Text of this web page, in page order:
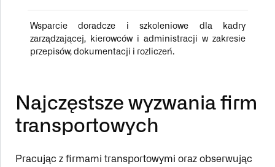
Wsparcie doradcze i szkoleniowe dla kadry
zarządzającej, kierowców i administracji w zakresie
przepisów, dokumentacji i rozliczeń.
Najczęstsze wyzwania firm
transportowych
Pracując z firmami transportowymi oraz obserwując